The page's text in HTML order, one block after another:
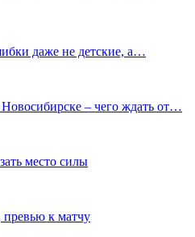
даже не детские, а…
– чего ждать от…
место силы
к матчу